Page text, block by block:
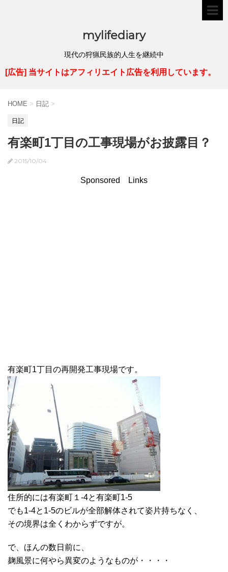
mylifediary
現代の狩猟民族的人生を継続中
[広告] 当サイトはアフィリエイト広告を利用しています。
HOME > 日記 >
日記
有楽町1丁目の工事現場がお披露目？
2015/10/04
Sponsored Links
有楽町1丁目の再開発工事現場です。
住所的には有楽町１-4と有楽町1-5
でも1-4と1-5のビルが全部解体されて姿片持ちなく、
その境界は全くわからずですが。
で、ほんの数日前に、
麹風景に何やら異変のようなものが・・・・